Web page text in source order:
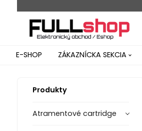
E-SHOP ZÁKAZNÍCKA SEKCIA
Produkty
Atramentové cartridge